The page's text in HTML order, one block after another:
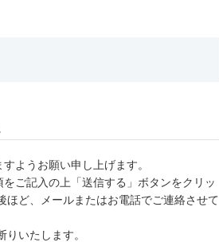
ようお願い申し上げます。
ご記入の上「送信する」ボタンをクリッ
ど、メールまたはお電話でご連絡させて
いたします。